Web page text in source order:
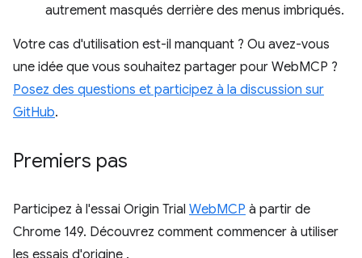
autrement masqués derrière des menus imbriqués.
Votre cas d'utilisation est-il manquant ? Ou avez-vous
une idée que vous souhaitez partager pour WebMCP ?
Posez des questions et participez à la discussion sur
GitHub.
Premiers pas
Participez à l'essai Origin Trial WebMCP à partir de
Chrome 149. Découvrez comment commencer à utiliser
les essais d'origine .